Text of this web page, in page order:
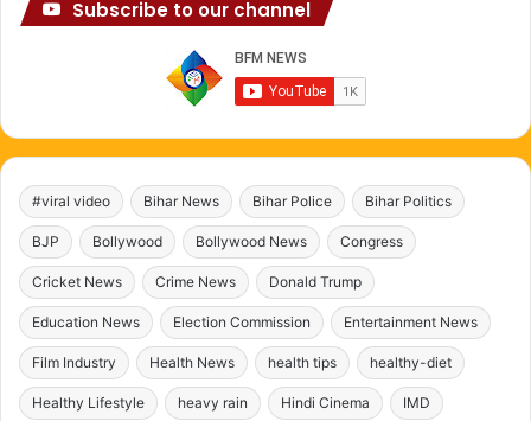
Subscribe to our channel
#viral video Bihar News Bihar Police Bihar Politics
BJP Bollywood Bollywood News Congress
Cricket News Crime News Donald Trump
Education News Election Commission Entertainment News
Film Industry Health News health tips healthy-diet
Healthy Lifestyle heavy rain Hindi Cinema IMD